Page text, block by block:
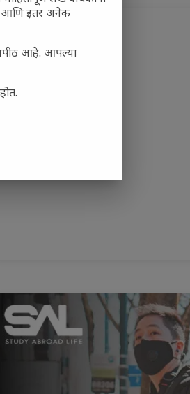
आणि इतर अनेक
आहे. आपल्या